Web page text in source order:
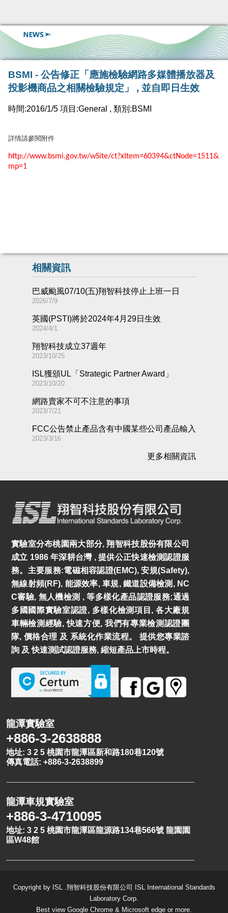
BSMI - 公告修正「應施檢驗網路多媒體播放器及
投影機商品之相關檢驗規定」 , 並自即日生效
時間:2016/1/5 項目:General , 類別:BSMI
詳情請參閱附件
http://www.bsmi.gov.tw/wSite/ct?xItem=60394&ctNode=1511&
mp=1
相關資訊
巴威颱風07/10(五)翔智科技停止上班一日
2026/7/9
英國(PSTI)將於2024年4月29日生效
2024/4/1
翔智科技成立37週年
2023/10/25
ISL獲頒UL「Strategic Partner Award」
2023/10/20
網路賣家不可不注意的事項
2023/7/21
FCC公告禁止產品含有中國某些公司產品輸入
2023/3/16
更多相關資訊
實驗室分布桃園兩大部分, 翔智科技股份有限公司
成立 1986 年深耕台灣 , 提供公正快速檢測認證服
務。主要服務:電磁相容認證(EMC), 安規(Safety),
無線射頻(RF), 能源效率, 車規, 鐵道設備檢測, NC
C審驗, 無人機檢測 , 等多樣化產品認證服務;通過
多國國際實驗室認證, 多樣化檢測項目, 各大廠規
車輛檢測經驗, 快速方便, 我們有專業檢測認證團
隊, 價格合理 及 系統化作業流程。 提供您專業諮
詢 及 快速測試認證服務, 縮短產品上市時程。
龍潭實驗室
+886-3-2638888
地址: 3 2 5 桃園市龍潭區新和路180巷120號
傳真電話: +886-3-2638899
龍潭車規實驗室
+886-3-4710095
地址: 3 2 5 桃園市龍潭區龍源路134巷566號 龍園園
區W48館
Copyright by ISL .翔智科技股份有限公司 ISL International Standards
Laboratory Corp.
Best view Google Chrome & Microsoft edge or more.